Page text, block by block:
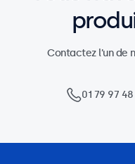
Contactez l’un de
01 79 97